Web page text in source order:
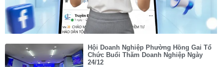
Hội Doanh Nghiệp Phường Hồng Gai Tổ
Chức Buổi Thăm Doanh Nghiệp Ngày
24/12